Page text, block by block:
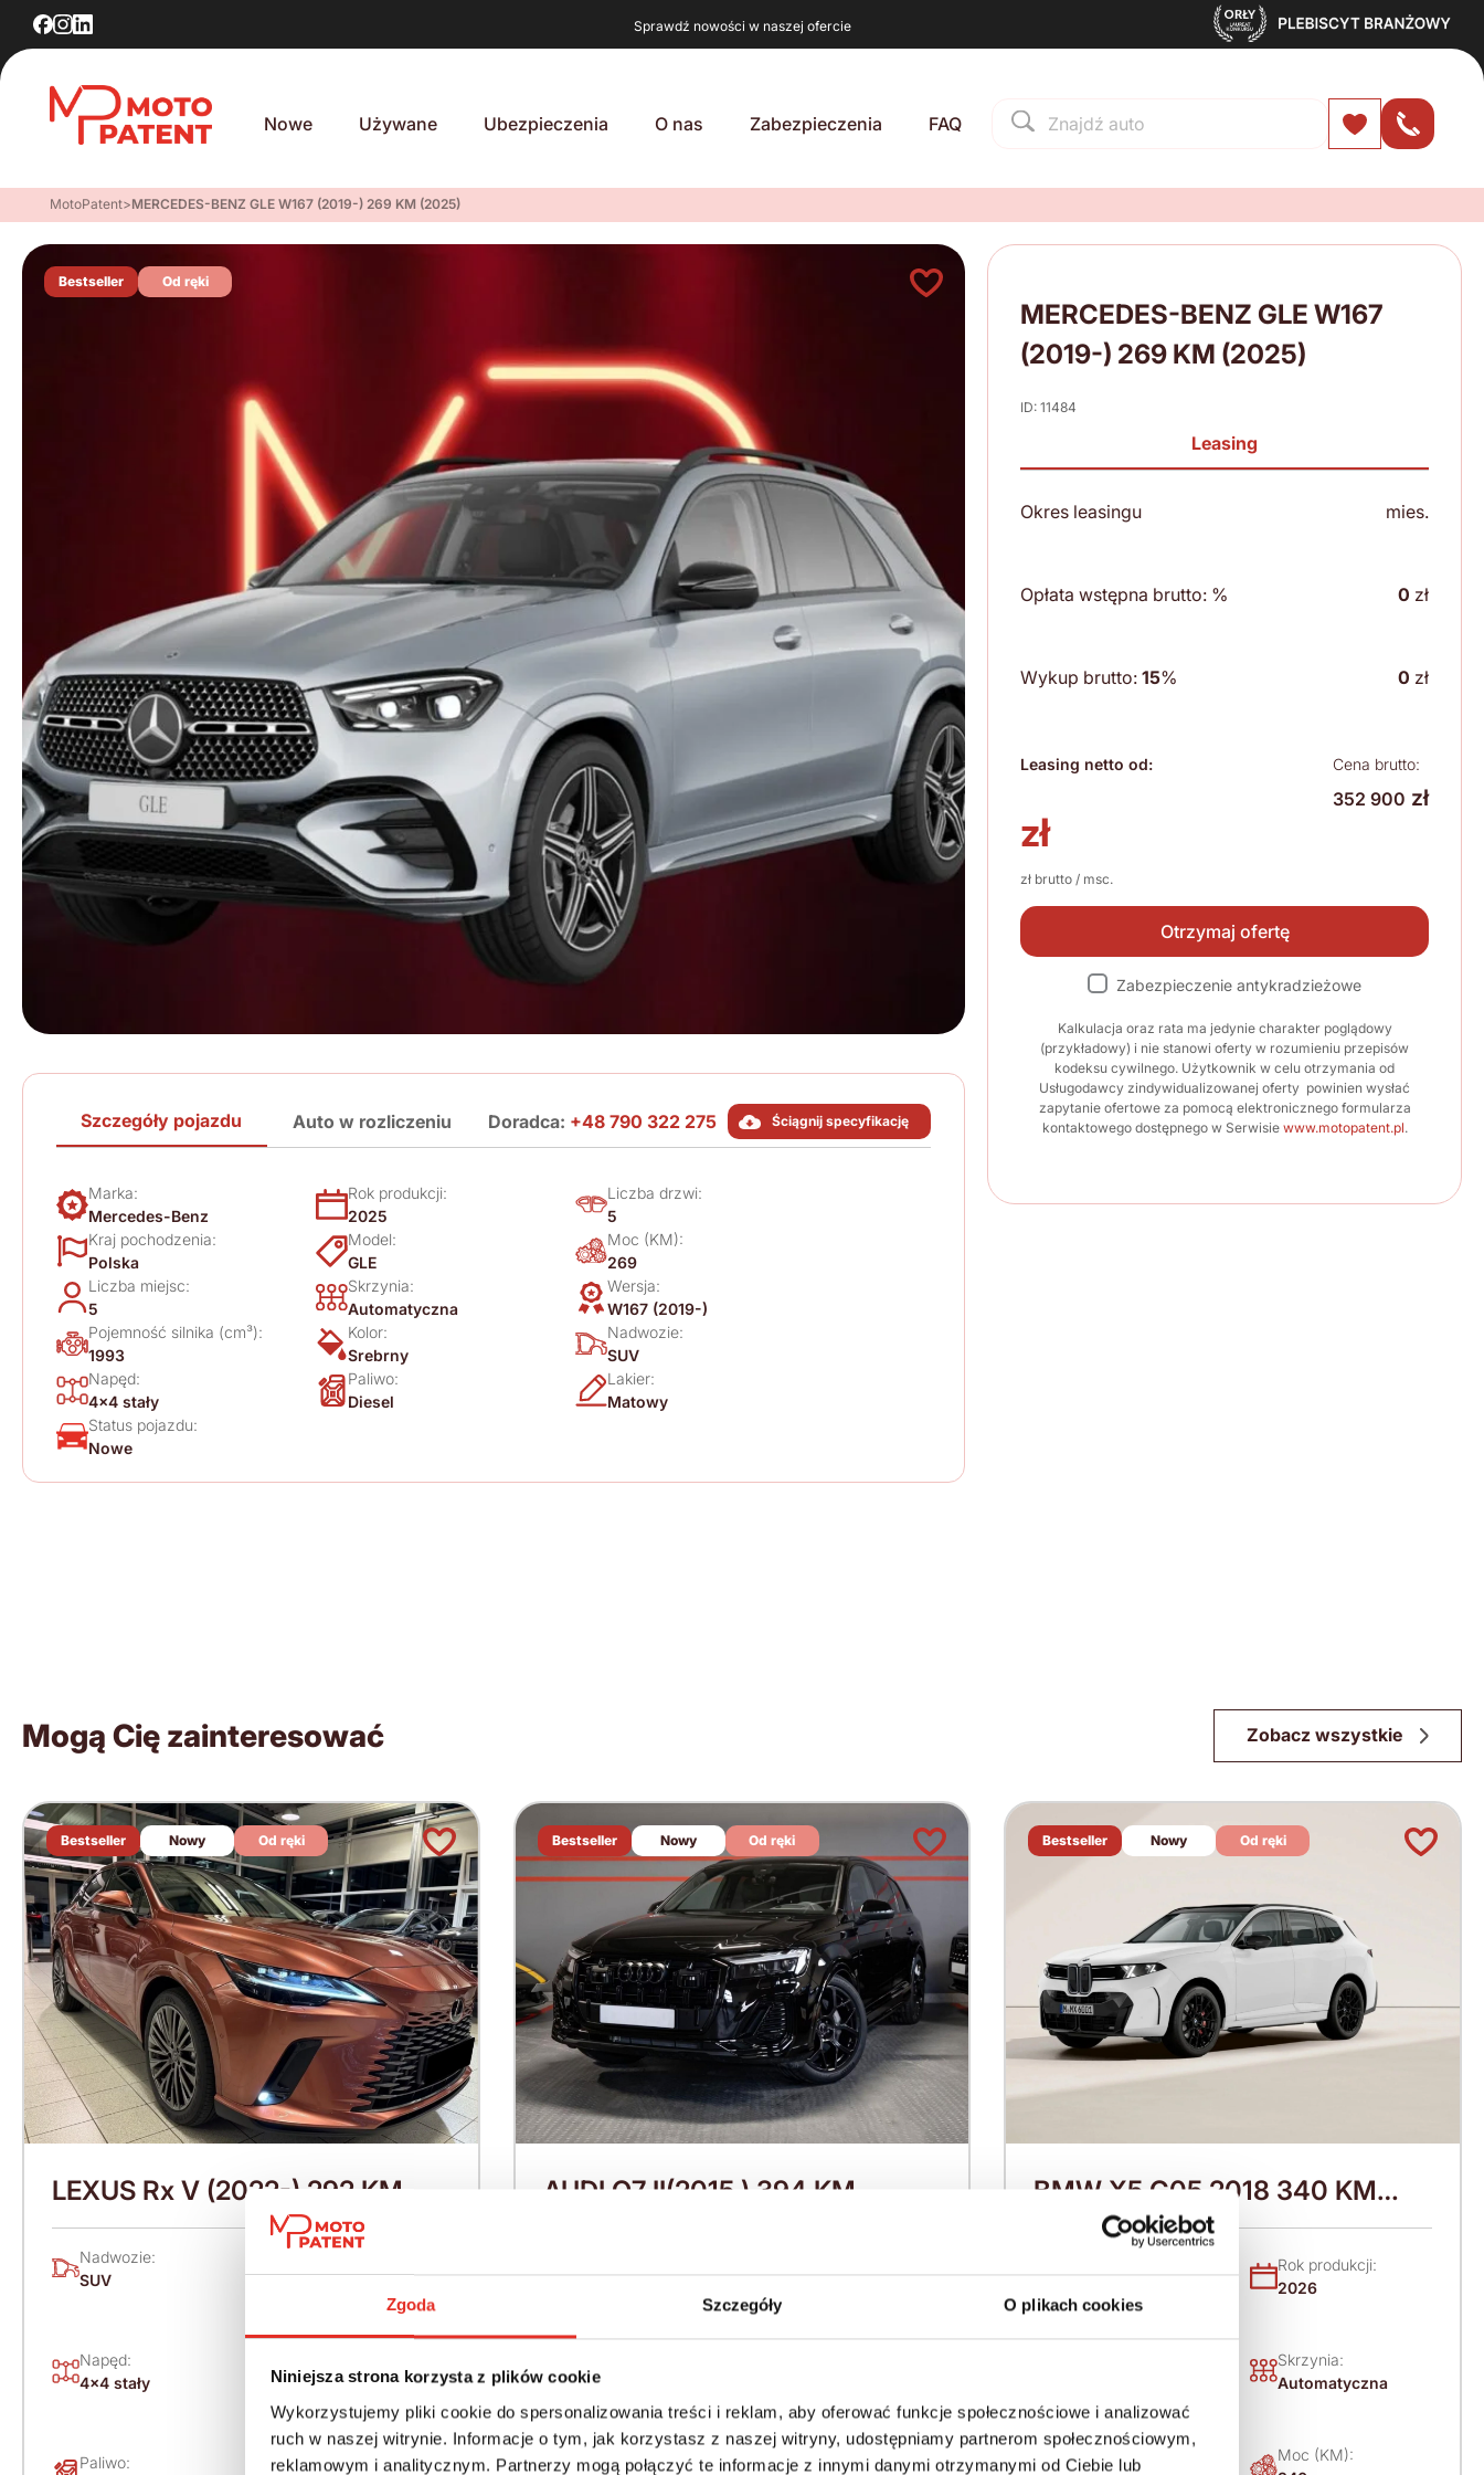
Zgoda Szczegóły O plikach cookies
Niniejsza strona korzysta z plików cookie
Wykorzystujemy pliki cookie do spersonalizowania treści i reklam, aby oferować funkcje społecznościowe i analizować
ruch w naszej witrynie. Informacje o tym, jak korzystasz z naszej witryny, udostępniamy partnerom społecznościowym,
reklamowym i analitycznym. Partnerzy mogą połączyć te informacje z innymi danymi otrzymanymi od Ciebie lub
Sprawdź nowości w naszej ofercie
Nowe Używane Ubezpieczenia O nas Zabezpieczenia FAQ
MotoPatent>MERCEDES-BENZ GLE W167 (2019-) 269 KM (2025)
Bestseller Od ręki
MERCEDES-BENZ GLE W167
(2019-) 269 KM (2025)
ID: 11484
Leasing
Okres leasingu mies.
Opłata wstępna brutto: % 0 zł
Wykup brutto: 15% 0 zł
Leasing netto od:
zł
zł brutto / msc.
Cena brutto:
352 900 zł
Otrzymaj ofertę
Zabezpieczenie antykradzieżowe
Kalkulacja oraz rata ma jedynie charakter poglądowy
(przykładowy) i nie stanowi oferty w rozumieniu przepisów
kodeksu cywilnego. Użytkownik w celu otrzymania od
Usługodawcy zindywidualizowanej oferty powinien wysłać
zapytanie ofertowe za pomocą elektronicznego formularza
kontaktowego dostępnego w Serwisie www.motopatent.pl.
Szczegóły pojazdu Auto w rozliczeniu Doradca: +48 790 322 275 Ściągnij specyfikację
Marka:
Mercedes-Benz
Rok produkcji:
2025
Liczba drzwi:
5
Kraj pochodzenia:
Polska
Model:
GLE
Moc (KM):
269
Liczba miejsc:
5
Skrzynia:
Automatyczna
Wersja:
W167 (2019-)
Pojemność silnika (cm³):
1993
Kolor:
Srebrny
Nadwozie:
SUV
Napęd:
4x4 stały
Paliwo:
Diesel
Lakier:
Matowy
Status pojazdu:
Nowe
Mogą Cię zainteresować Zobacz wszystkie
Bestseller Nowy Od ręki
LEXUS Rx V (2022-) 292 KM
(2026)
Nadwozie:
SUV
2026
Napęd:
4x4 stały
Skrzynia:
bezstopniowa
(CVT)
Paliwo:
Moc (KM):
Bestseller Nowy Od ręki
AUDI Q7 II(2015 ) 394 KM
4x4 stały
Paliwo:
Moc (KM):
Bestseller Nowy Od ręki
BMW X5 G05 2018 340 KM
(2026)
Rok produkcji:
2026
Skrzynia:
Automatyczna
Paliwo:
Moc (KM):